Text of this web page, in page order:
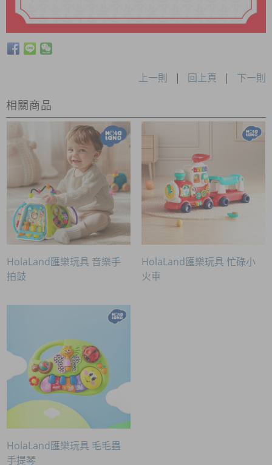
上一則 | 回上頁 | 下一則
相關商品
HolaLand匯樂玩具 音樂手
拍鼓
HolaLand匯樂玩具 忙碌小
火車
HolaLand匯樂玩具 毛毛蟲
手提琴